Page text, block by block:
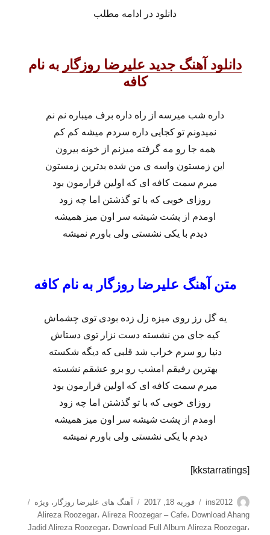
دانلود در ادامه مطلب
دانلود آهنگ جدید علیرضا روزگار به نام
کافه
داره شب میرسه از راه داره برف میباره نم نم
نمیدونم تو کجایی داره سردم میشه کم کم
همه جا رو مه گرفته میزنم از خونه بیرون
این زمستون واسه ی من شده بدترین زمستون
میرم سمت کافه ای که اولین قرارمون بود
روزای خوبی که با تو گذشتن اما چه زود
اومدم از پشت شیشه سر اون میز همیشه
دیدم با یکی نشستی ولی باورم نمیشه
متن آهنگ علیرضا روزگار به نام کافه
یه گل رز روی میزه زل زده بودی توی چشماش
کیه جای من نشسته دست نزار توی دستاش
دنیا رو سرم خراب شد قلبی که دیگه شکسته
بهترین رفیقم امشب رو برو عشقم نشسته
میرم سمت کافه ای که اولین قرارمون بود
روزای خوبی که با تو گذشتن اما چه زود
اومدم از پشت شیشه سر اون میز همیشه
دیدم با یکی نشستی ولی باورم نمیشه
[kkstarratings]
نویسنده
ins2012
ارسال
شده
در
فوریه 18, 2017 دسته‌ها
آهنگ های علیرضا روزگار ،ویژه
Alireza Roozegar، Alireza Roozegar – Cafe، Download Ahang
Jadid Alireza Roozegar، Download Full Album Alireza Roozegar،